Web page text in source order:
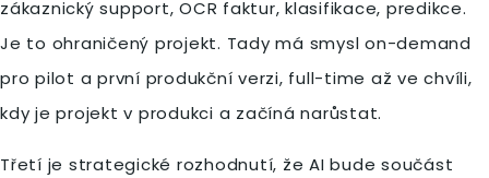
zákaznický support, OCR faktur, klasifikace, predikce.
Je to ohraničený projekt. Tady má smysl on-demand
pro pilot a první produkční verzi, full-time až ve chvíli,
kdy je projekt v produkci a začíná narůstat.
Třetí je strategické rozhodnutí, že AI bude součást